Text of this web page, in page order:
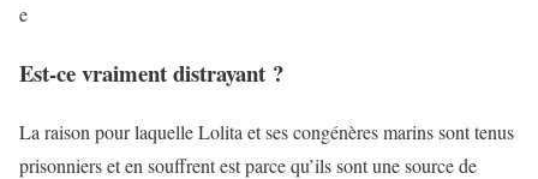
e
Est-ce vraiment distrayant ?
La raison pour laquelle Lolita et ses congénères marins sont tenus
prisonniers et en souffrent est parce qu’ils sont une source de